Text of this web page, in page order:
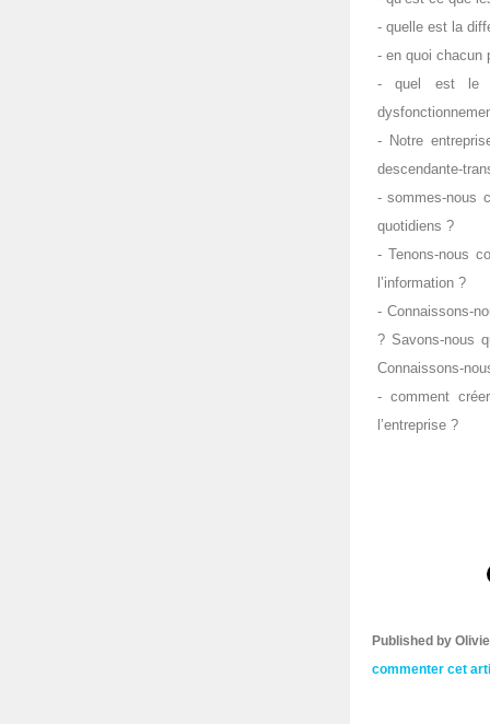
- quelle est la
- en quoi chacun
- quel est le
- Notre
descendante-
- sommes-nous
quotidiens ?
- Tenons-nous
l’information ?
- Connaissons-
? Savons-nous
Connaissons-
- comment
l’entreprise ?
Published by
commenter cet